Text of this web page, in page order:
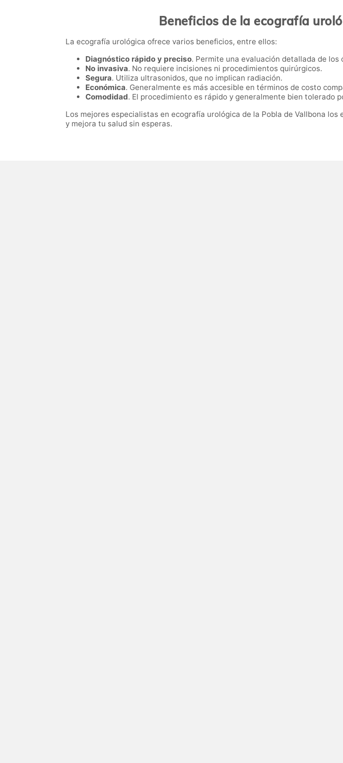
Beneficios de la ecografía
La ecografía urológica ofrece varios beneficios, entre ellos:
Diagnóstico rápido y preciso. Permite una evaluación detallada de
No invasiva. No requiere incisiones ni procedimientos quirúrgicos.
Segura. Utiliza ultrasonidos, que no implican radiación.
Económica. Generalmente es más accesible en términos de costo
Comodidad. El procedimiento es rápido y generalmente bien tolerado
Los mejores especialistas en ecografía urológica de la Pobla de Vallbona
y mejora tu salud sin esperas.